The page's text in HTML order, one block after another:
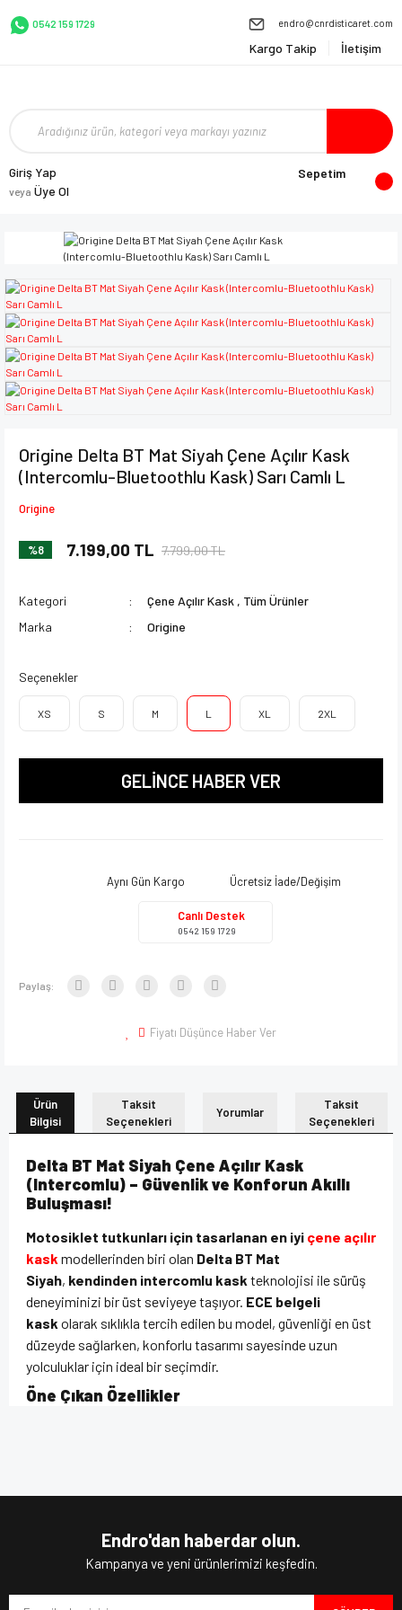
0542 159 1729 endro@cnrdisticaret.com
Kargo Takip İletişim
Giriş Yap
veya Üye Ol
Sepetim
Origine Delta BT Mat Siyah Çene Açılır Kask
(Intercomlu-Bluetoothlu Kask) Sarı Camlı L
Origine
%8 7.199,00 TL 7.799,00 TL
Kategori Çene Açılır Kask , Tüm Ürünler
Marka
Origine
Seçenekler
XS S M L XL 2XL
GELİNCE HABER VER
Aynı Gün Kargo Ücretsiz İade/Değişim
Canlı Destek
0542 159 1729
Paylaş:
Fiyatı Düşünce Haber Ver
Ürün
Bilgisi
Taksit
Seçenekleri
Yorumlar
Taksit
Seçenekleri
Delta BT Mat Siyah Çene Açılır Kask
(Intercomlu) – Güvenlik ve Konforun Akıllı
Buluşması!
Motosiklet tutkunları için tasarlanan en iyi çene açılır
kask modellerinden biri olan Delta BT Mat
Siyah, kendinden intercomlu kask teknolojisi ile sürüş
deneyiminizi bir üst seviyeye taşıyor. ECE belgeli
kask olarak sıklıkla tercih edilen bu model, güvenliği en üst
düzeyde sağlarken, konforlu tasarımı sayesinde uzun
yolculuklar için ideal bir seçimdir.
Öne Çıkan Özellikler
sağlar.Pinlock hazırlıklı vizörçizilmeye karşı dayanıklıdır
Mikrometrik kapanışsistemi ile güvenli ve pratik bir
kullanım sunar.
Ürün resmi kalitesiz, bozuk veya görüntülenemiyor.
Ürün açıklamasında eksik bilgiler bulunuyor.
Endro'dan haberdar olun.
Kampanya ve yeni ürünlerimizi keşfedin.